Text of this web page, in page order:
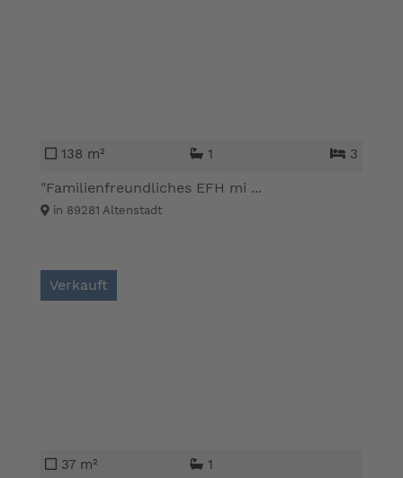
138 m² 1 3
"Familienfreundliches EFH mi ...
in 89281 Altenstadt
Verkauft
37 m² 1